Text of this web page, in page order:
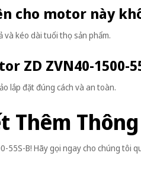
cho motor này
và kéo dài tuổi thọ sản phẩm.
ZD ZVN40-1500-
lắp đặt đúng cách và an toàn.
Thêm
55S-B! Hãy gọi ngay cho chúng tôi